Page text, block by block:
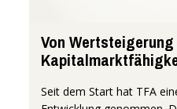
Von
Seit dem Start hat TFA